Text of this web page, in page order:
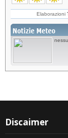
Discaimer